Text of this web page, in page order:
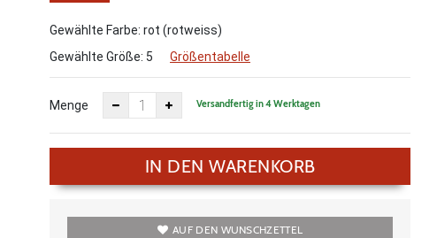
Gewählte Farbe: rot (rotweiss)
Gewählte Größe: 5 Größentabelle
Menge Versandfertig in 4 Werktagen
IN DEN WARENKORB
AUF DEN WUNSCHZETTEL